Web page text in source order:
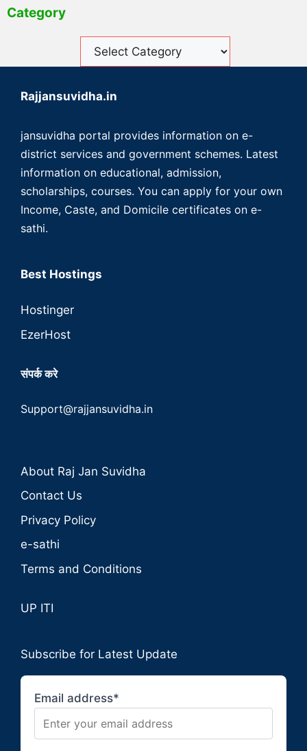
Category
Rajjansuvidha.in
jansuvidha portal provides information on e-
district services and government schemes. Latest
information on educational, admission,
scholarships, courses. You can apply for your own
Income, Caste, and Domicile certificates on e-
sathi.
Best Hostings
Hostinger
EzerHost
संपर्क करे
Support@rajjansuvidha.in
About Raj Jan Suvidha
Contact Us
Privacy Policy
e-sathi
Terms and Conditions
UP ITI
Subscribe for Latest Update
Email address*